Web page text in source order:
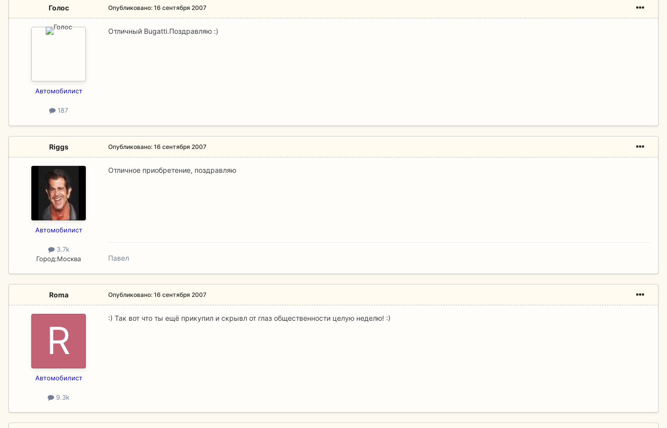
Голос
Aвтомобилист
187
Опубликовано: 16 сентября 2007
Отличный Bugatti.Поздравляю :)
Riggs
Aвтомобилист
3.7k
Город:Москва
Опубликовано: 16 сентября 2007
Отличное приобретение, поздравляю
Павел
Roma
Aвтомобилист
9.3k
Опубликовано: 16 сентября 2007
:) Так вот что ты ещё прикупил и скрывл от глаз общественности целую неделю! :)